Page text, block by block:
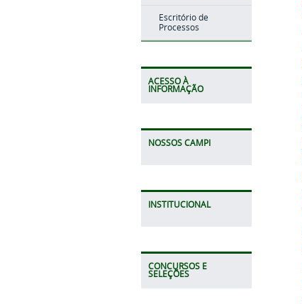
Escritório de
Processos
ACESSO À
INFORMAÇÃO
NOSSOS CAMPI
INSTITUCIONAL
CONCURSOS E
SELEÇÕES